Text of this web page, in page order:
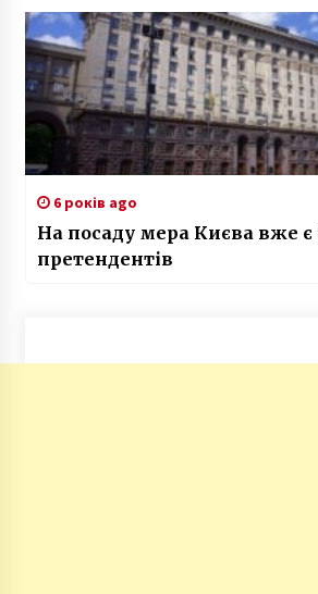
6 років ago
На посаду мера Києва вже є
претендентів